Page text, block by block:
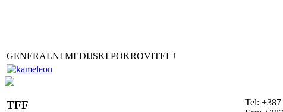
GENERALNI MEDIJSKI POKROVITELJ
TFF
Tel: